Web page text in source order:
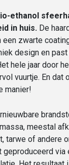
ethanol
in huis. De
zwarte
design en
hele jaar door
vuurtje. En dat
manier!
meestal
tarwe of andere
geproduceerd via